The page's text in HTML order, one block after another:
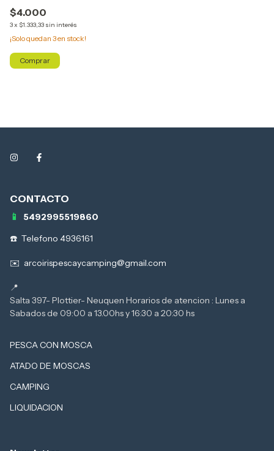
$4.000
3x $1.333,33 sin interés
¡Solo quedan 3en stock!
Comprar
5492995519860
Telefono 4936161
arcoirispescaycamping@gmail.com
Salta 397- Plottier- Neuquen Horarios de atencion : Lunes a
PESCA CON MOSCA
ATADO DE MOSCAS
CAMPING
LIQUIDACION